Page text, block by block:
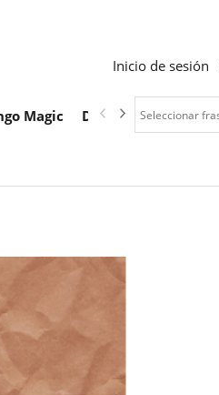
Inicio de sesión
Magic Descargas